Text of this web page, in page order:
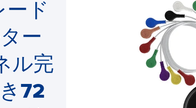
ード
ー
ル完
72